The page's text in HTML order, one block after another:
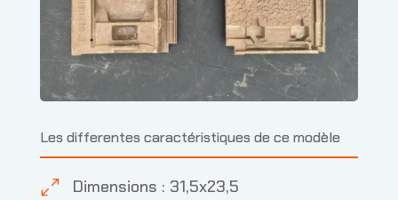
Les differentes caractéristiques de ce modèle
0 Dimensions : 31,5x23,5